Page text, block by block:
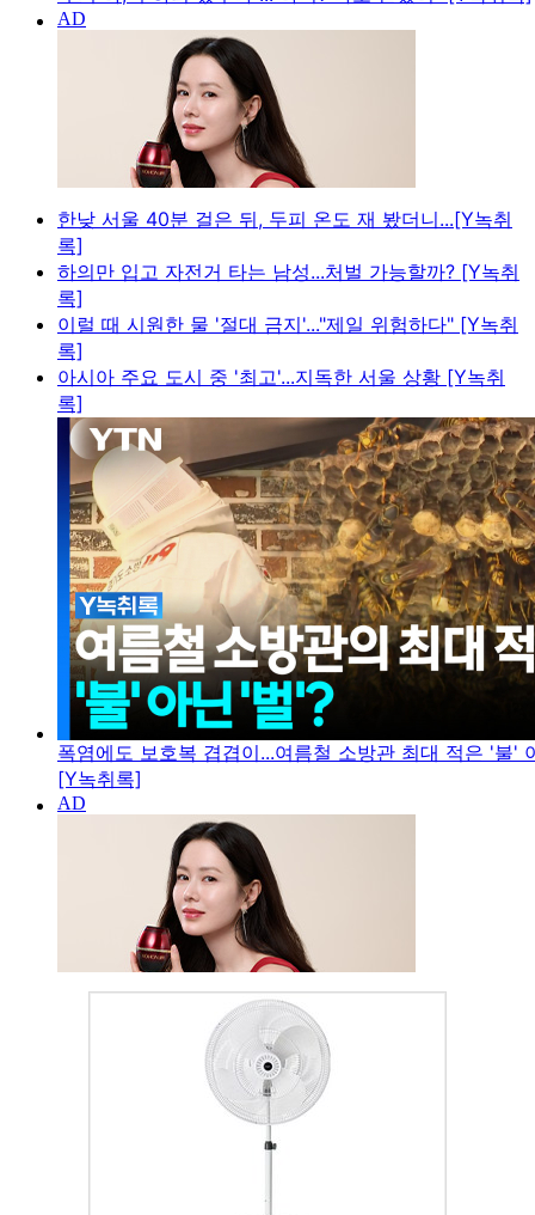
한낮 서울 40분 걸은 뒤, 두피 온도 재 봤더니...[Y녹취
록]
하의만 입고 자전거 타는 남성...처벌 가능할까? [Y녹취
록]
이럴 때 시원한 물 '절대 금지'..."제일 위험하다" [Y녹취
록]
아시아 주요 도시 중 '최고'...지독한 서울 상황 [Y녹취
록]
폭염에도 보호복 겹겹이...여름철 소방관 최대 적은 '불'
[Y녹취록]